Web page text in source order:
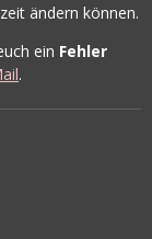
ändern können.
ein Fehler
.